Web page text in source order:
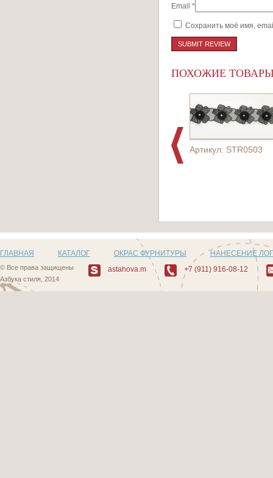
Email *
Сохранить моё имя,
ПОХОЖИЕ
Артикул: STR0503
ГЛАВНАЯ КАТАЛОГ ОКРАС ФУРНИТУРЫ НАНЕСЕНИЕ
© Все права защищены
Азбука стиля, 2014
astahova.m +7 (911) 916-08-12